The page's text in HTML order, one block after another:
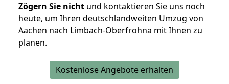
Zögern Sie nicht und kontaktieren Sie uns noch
heute, um Ihren deutschlandweiten Umzug von
Aachen nach Limbach-Oberfrohna mit Ihnen zu
planen.
Kostenlose Angebote erhalten